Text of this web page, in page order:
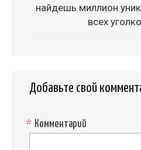
найдешь миллион
всех
Добавьте свой
Комментарий
*